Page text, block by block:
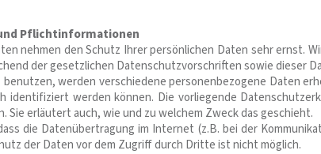
Pflichtinformationen
nehmen den Schutz Ihrer persönlichen Daten sehr ernst.
der gesetzlichen Datenschutzvorschriften sowie dieser
benutzen, werden verschiedene personenbezogene Daten
identifiziert werden können. Die vorliegende
Sie erläutert auch, wie und zu welchem Zweck das geschieht.
die Datenübertragung im Internet (z.B. bei der
der Daten vor dem Zugriff durch Dritte ist nicht möglich.